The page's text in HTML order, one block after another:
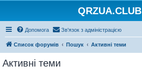
QRZUA.CLUB
Допомога Зв'язок з адміністрацією
Список форумів Пошук Активні теми
Активні теми